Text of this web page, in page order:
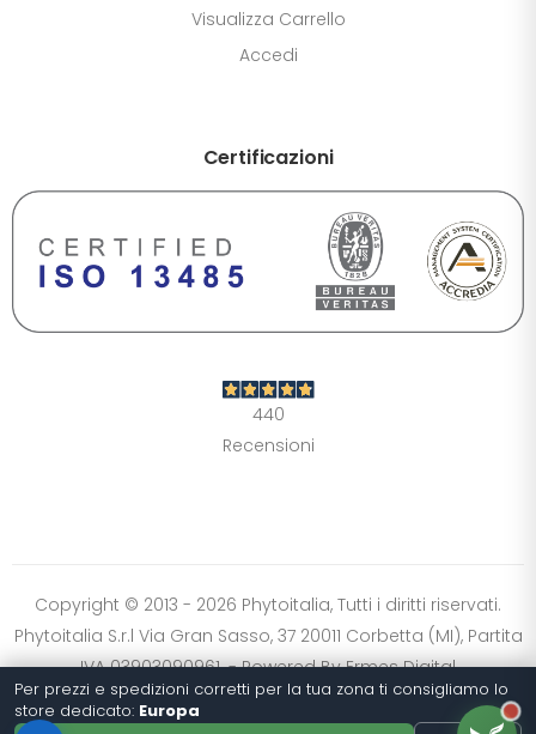
Visualizza Carrello
Accedi
Certificazioni
440
Recensioni
Copyright © 2013 - 2026 Phytoitalia, Tutti i diritti riservati.
Phytoitalia S.r.l Via Gran Sasso, 37 20011 Corbetta (MI), Partita
IVA 03903090961. - Powered ByErmes Digital
DIMENSIONE TESTO
Chiaro
Ripristina impostazioni
Per prezzi e spedizioni corretti per la tua zona ti consigliamo lo
store dedicato: Europa